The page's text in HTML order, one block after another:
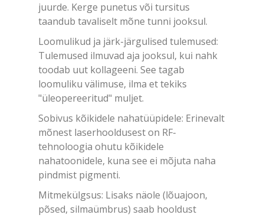
juurde. Kerge punetus või tursitus
taandub tavaliselt mõne tunni jooksul.
Loomulikud ja järk-järgulised tulemused:
Tulemused ilmuvad aja jooksul, kui nahk
toodab uut kollageeni. See tagab
loomuliku välimuse, ilma et tekiks
"üleopereeritud" muljet.
Sobivus kõikidele nahatüüpidele: Erinevalt
mõnest laserhooldusest on RF-
tehnoloogia ohutu kõikidele
nahatoonidele, kuna see ei mõjuta naha
pindmist pigmenti.
Mitmekülgsus: Lisaks näole (lõuajoon,
põsed, silmaümbrus) saab hooldust